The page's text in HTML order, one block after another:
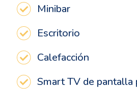
Minibar
Escritorio
Calefacción
Smart TV de pantalla